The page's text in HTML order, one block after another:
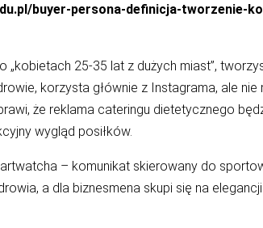
buyer-persona-definicja-tworzenie-
„kobietach 25-35 lat z dużych miast”,
korzysta głównie z Instagrama, ale
że reklama cateringu dietetycznego
wygląd posiłków.
– komunikat skierowany do
a dla biznesmena skupi się na